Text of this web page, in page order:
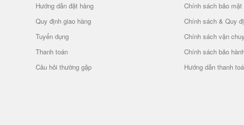
Hướng dẫn đặt hàng
Quy định giao hàng
Tuyển dụng
Thanh toán
Câu hỏi thường gặp
Chính sách bảo
Chính sách & Quy
Chính sách vận
Chính sách bảo
Hướng dẫn thanh